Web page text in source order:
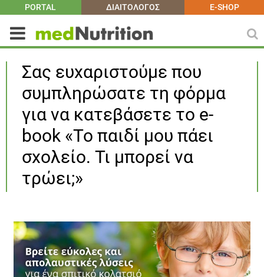
PORTAL ΔΙΑΙΤΟΛΟΓΟΣ E-SHOP
Σας ευχαριστούμε που
συμπληρώσατε τη φόρμα
για να κατεβάσετε το e-
book «Το παιδί μου πάει
σχολείο. Τι μπορεί να
τρώει;»